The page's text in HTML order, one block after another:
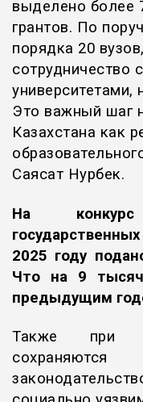
выделено более
грантов. По
порядка 20
сотрудничество
университетами,
Это важный шаг
Казахстана как
Саясат Нурбек.
На
2025 году
Что на 9
предыдущим
Также при